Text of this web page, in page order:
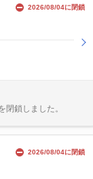
2026/08/04に閉鎖
鎖しました。
2026/08/04に閉鎖